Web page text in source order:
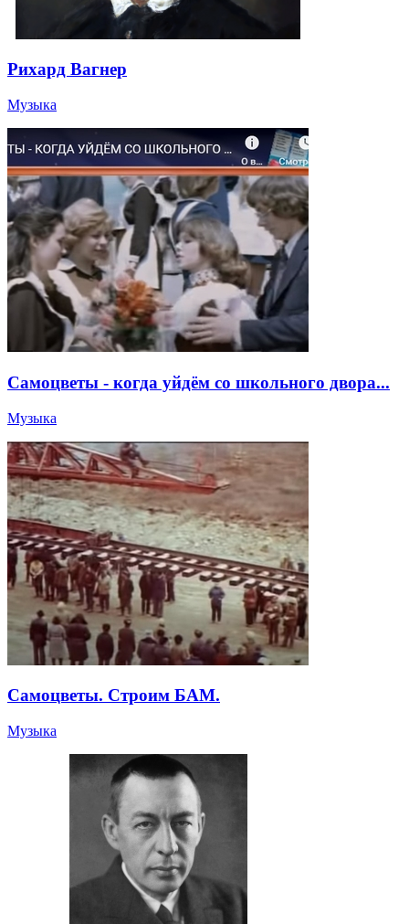
Рихард Вагнер
Музыка
Самоцветы - когда уйдём со школьного двора...
Музыка
Самоцветы. Строим БАМ.
Музыка